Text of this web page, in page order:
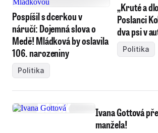
Pospíšil s dcerkou v
náručí: Dojemná slova o
Medě! Mládková by oslavila
106. narozeniny
Politika
„Kruté a
Poslanci
dva psi v
Politika
Ivana Gottová
manžela!